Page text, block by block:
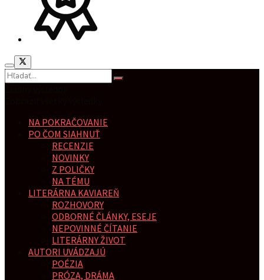
NA POKRAČOVANIE
PO ČOM SIAHNUŤ
RECENZIE
NOVINKY
Z POLIČKY
NA TÉMU
LITERÁRNA KAVIAREŇ
ROZHOVORY
ODBORNÉ ČLÁNKY, ESEJE
NEPOVINNÉ ČÍTANIE
LITERÁRNY ŽIVOT
AUTORI UVÁDZAJÚ
POÉZIA
PRÓZA, DRÁMA